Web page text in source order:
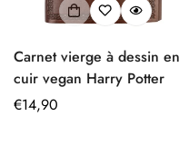
Carnet vierge à dessin en
cuir vegan Harry Potter
Prix
€14,90